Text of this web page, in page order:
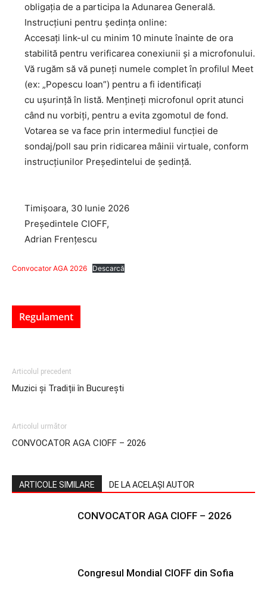
obligația de a participa la Adunarea Generală.
Instrucțiuni pentru ședința online:
Accesați link-ul cu minim 10 minute înainte de ora
stabilită pentru verificarea conexiunii și a microfonului.
Vă rugăm să vă puneți numele complet în profilul Meet
(ex: „Popescu Ioan”) pentru a fi identificați
cu ușurință în listă. Mențineți microfonul oprit atunci
când nu vorbiți, pentru a evita zgomotul de fond.
Votarea se va face prin intermediul funcției de
sondaj/poll sau prin ridicarea mâinii virtuale, conform
instrucțiunilor Președintelui de ședință.
Timișoara, 30 Iunie 2026
Președintele CIOFF,
Adrian Frențescu
Convocator AGA 2026 Descarcă
Regulament
Articolul precedent
Muzici și Tradiții în București
Articolul următor
CONVOCATOR AGA CIOFF – 2026
ARTICOLE SIMILARE DE LA ACELAȘI AUTOR
CONVOCATOR AGA CIOFF – 2026
Congresul Mondial CIOFF din Sofia